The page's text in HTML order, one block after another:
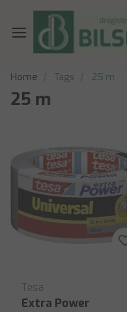
Home Tags 25 m
25 m
Tesa
Extra Power